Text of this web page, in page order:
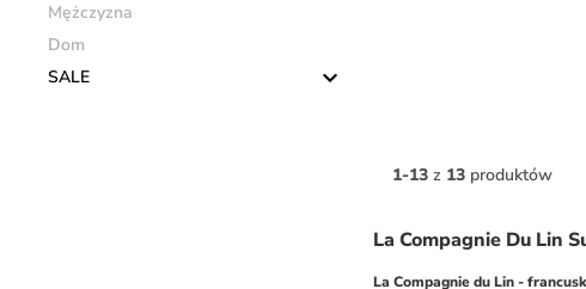
Mężczyzna
Dom
SALE
1-13 z 13 produktów
La Compagnie Du Lin
La Compagnie du Lin -